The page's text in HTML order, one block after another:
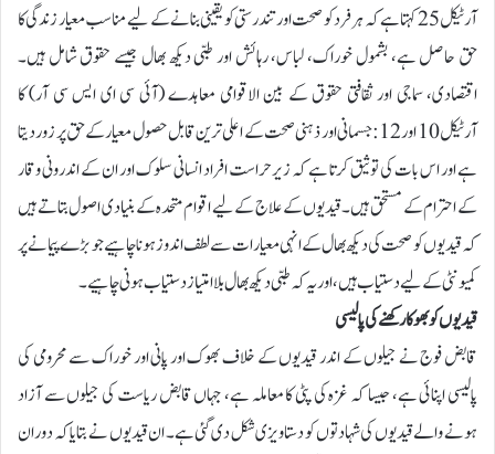
آرٹیکل 25 کہتا ہے کہ ہر فرد کو صحت اور تندرستی کو یقینی بنانے کے لیے مناسب معیار زندگی کا
حق حاصل ہے، بشمول خوراک، لباس، رہائش اور طبی دیکھ بھال جیسے حقوق شامل ہیں۔
اقتصادی، سماجی اور ثقافتی حقوق کے بین الاقوامی معاہدے (آئی سی ای ایس سی آر) کا
آرٹیکل 10 اور 12: جسمانی اور ذہنی صحت کے اعلی ترین قابل حصول معیار کے حق پر زور دیتا
ہے اور اس بات کی توثیق کرتا ہے کہ زیر حراست افراد انسانی سلوک اور ان کے اندرونی وقار
کے احترام کے مستحق ہیں۔قیدیوں کے علاج کے لیے اقوام متحدہ کے بنیادی اصول بتاتے ہیں
کہ قیدیوں کو صحت کی دیکھ بھال کے انہی معیارات سے لطف اندوز ہونا چاہیے جو بڑے پیمانے پر
کمیونٹی کے لیے دستیاب ہیں، اور یہ کہ طبی دیکھ بھال بلا امتیاز دستیاب ہونی چاہیے۔
قیدیوں کو بھوکا رکھنے کی پالیسی
قابض فوج نے جیلوں کے اندر قیدیوں کے خلاف بھوک اور پانی اور خوراک سے محرومی کی
پالیسی اپنائی ہے، جیسا کہ غزہ کی پٹی کا معاملہ ہے، جہاں قابض ریاست کی جیلوں سے آزاد
ہونے والے قیدیوں کی شہادتوں کو دستاویزی شکل دی گئی ہے۔ ان قیدیوں نے بتایا کہ دوران